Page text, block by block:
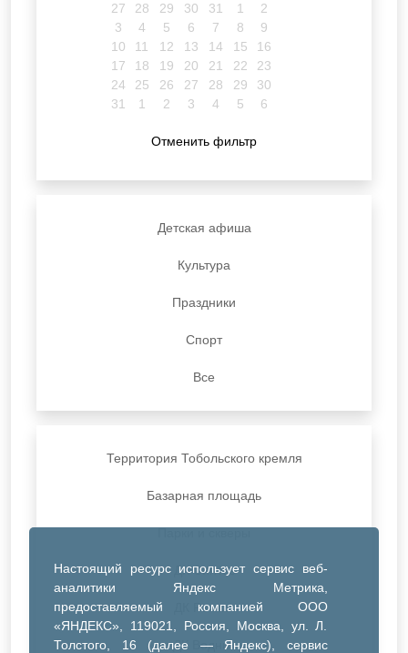
Настоящий ресурс использует сервис веб-
аналитики Яндекс Метрика,
предоставляемый компанией ООО
«ЯНДЕКС», 119021, Россия, Москва, ул. Л.
Толстого, 16 (далее — Яндекс), сервис
27 28 29 30 31 1
2
3
4 5 6 7 8
9
10
11 12 13 14 15
16
17
18 19 20 21 22
23
24
25 26 27 28 29
30
31
1 2 3 4 5 6
Отменить фильтр
Детская афиша
Культура
Праздники
Спорт
Все
Территория Тобольского кремля
Базарная площадь
ДК Синтез
ДК Речник
ДК Водник